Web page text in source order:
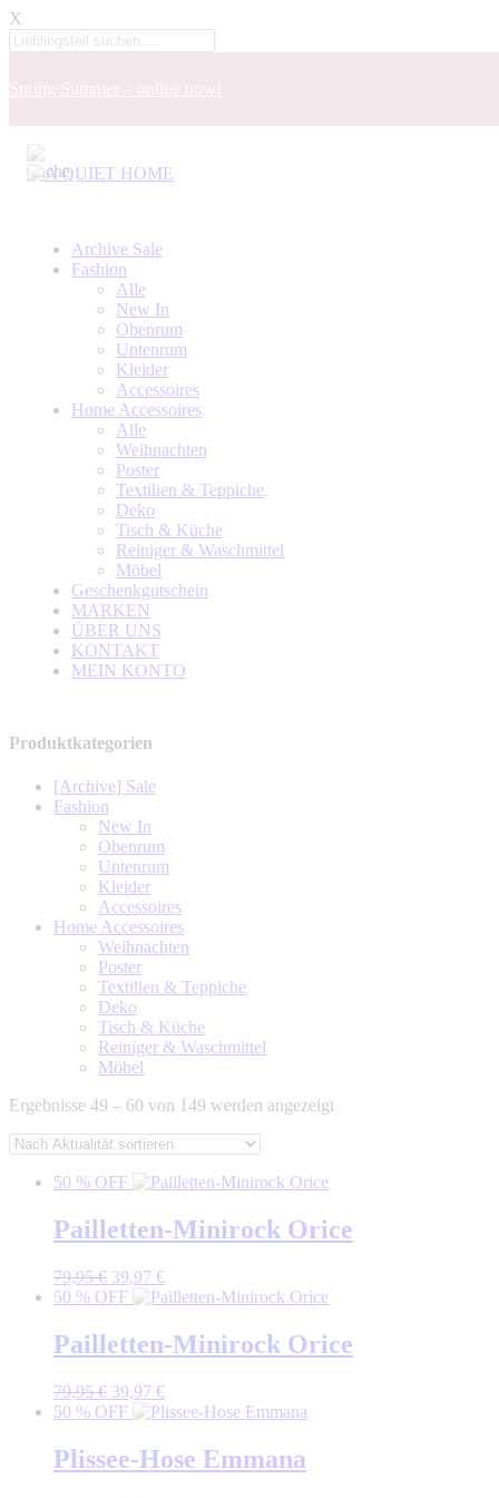
X
Archive Sale
Fashion
Alle
New In
Obenrum
Untenrum
Kleider
Accessoires
Home Accessoires
Alle
Weihnachten
Poster
Textilien & Teppiche
Deko
Tisch & Küche
Reiniger & Waschmittel
Möbel
Geschenkgutschein
MARKEN
ÜBER UNS
KONTAKT
MEIN KONTO
Produktkategorien
[Archive] Sale
Fashion
New In
Obenrum
Untenrum
Kleider
Accessoires
Home Accessoires
Weihnachten
Poster
Textilien & Teppiche
Deko
Tisch & Küche
Reiniger & Waschmittel
Möbel
Ergebnisse 49 – 60 von 149 werden angezeigtNach
50 % OFF
Pailletten-Minirock Orice
79,95€ Ursprünglicher
Preis
79,95 €
39,97 €Aktueller
Preis
39,97 €.
50 % OFF
Pailletten-Minirock Orice
79,95€ Ursprünglicher
Preis
79,95 €
39,97 €Aktueller
Preis
39,97 €.
50 % OFF
Plissee-Hose Emmana